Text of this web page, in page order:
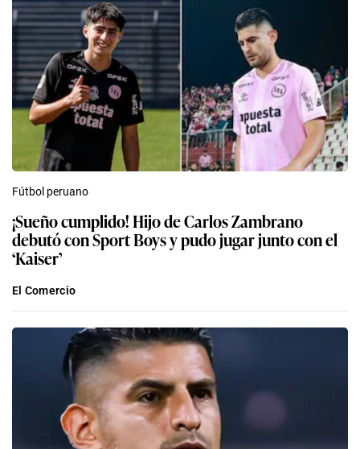
Fútbol peruano
¡Sueño cumplido! Hijo de Carlos Zambrano
debutó con Sport Boys y pudo jugar junto con el
‘Kaiser’
El Comercio